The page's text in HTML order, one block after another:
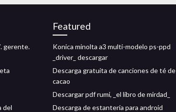
gerente.
del
Featured
Konica minolta a3 multi-modelo ps-ppd
_driver_ descargar
Descarga gratuita de canciones de té de
cacao
Descargar pdf rumi, _el libro de mirdad_
Descarga de estantería para android